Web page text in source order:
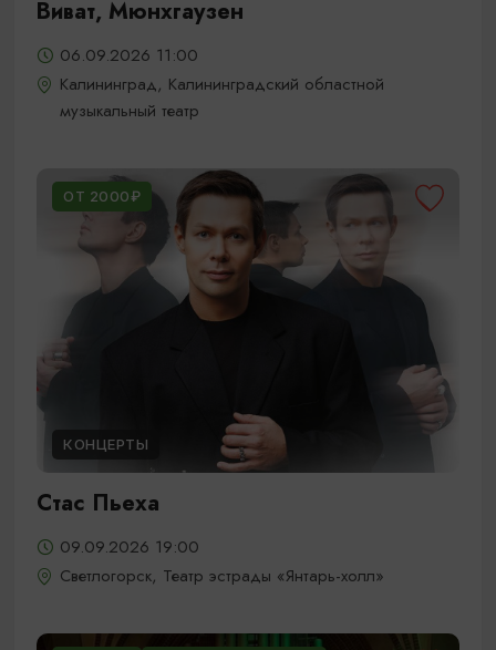
Виват, Мюнхгаузен
06.09.2026 11:00
Калининград, Калининградский областной
музыкальный театр
ОТ 2000₽
КОНЦЕРТЫ
Стас Пьеха
09.09.2026 19:00
Светлогорск, Театр эстрады «Янтарь-холл»